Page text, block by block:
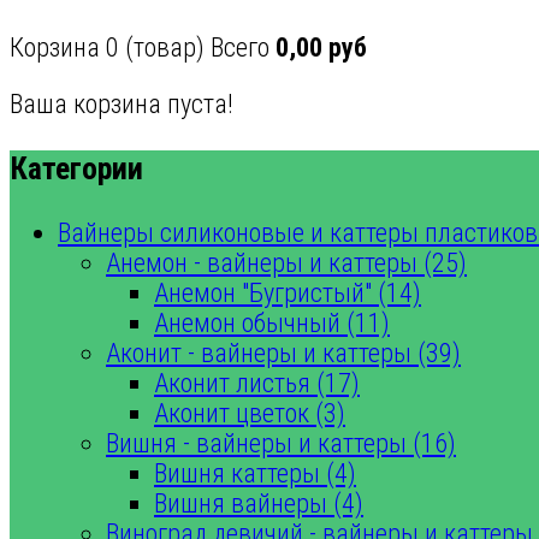
Корзина 0 (товар) Всего 0,00 руб
Ваша корзина пуста!
Категории
Вайнеры силиконовые и каттеры
Анемон - вайнеры и каттеры (25)
Анемон "Бугристый" (14)
Анемон обычный (11)
Аконит - вайнеры и каттеры (39)
Аконит листья (17)
Аконит цветок (3)
Вишня - вайнеры и каттеры (16)
Вишня каттеры (4)
Вишня вайнеры (4)